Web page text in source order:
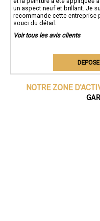
un aspect neuf et brillant. Je
recommande cette entreprise
souci du détail.
Voir tous les avis clients
NOTRE ZONE